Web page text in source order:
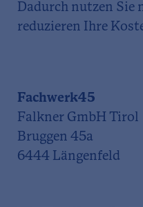
Dadurch nutzen Sie
reduzieren Ihre
Fachwerk45
Falkner GmbH Tirol
Bruggen 45a
6444 Längenfeld